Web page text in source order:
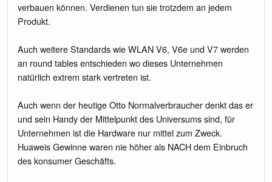
verbauen können. Verdienen tun sie trotzdem an jedem
Produkt.
Auch weitere Standards wie WLAN V6, V6e und V7 werden
an round tables entschieden wo dieses Unternehmen
natürlich extrem stark vertreten ist.
Auch wenn der heutige Otto Normalverbraucher denkt das er
und sein Handy der Mittelpunkt des Universums sind, für
Unternehmen ist die Hardware nur mittel zum Zweck.
Huaweis Gewinne waren nie höher als NACH dem Einbruch
des konsumer Geschäfts.